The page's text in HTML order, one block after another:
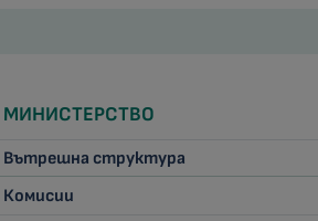
МИНИСТЕРСТВО
Вътрешна структура
Комисии